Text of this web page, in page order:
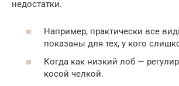
недостатки.
Например, практически все
показаны для тех, у кого
Когда как низкий лоб —
косой челкой.